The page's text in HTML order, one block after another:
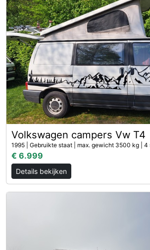
Volkswagen campers Vw T4
1995 | Gebruikte staat | max. gewicht 3500 kg | 4
€ 6.999
Details bekijken